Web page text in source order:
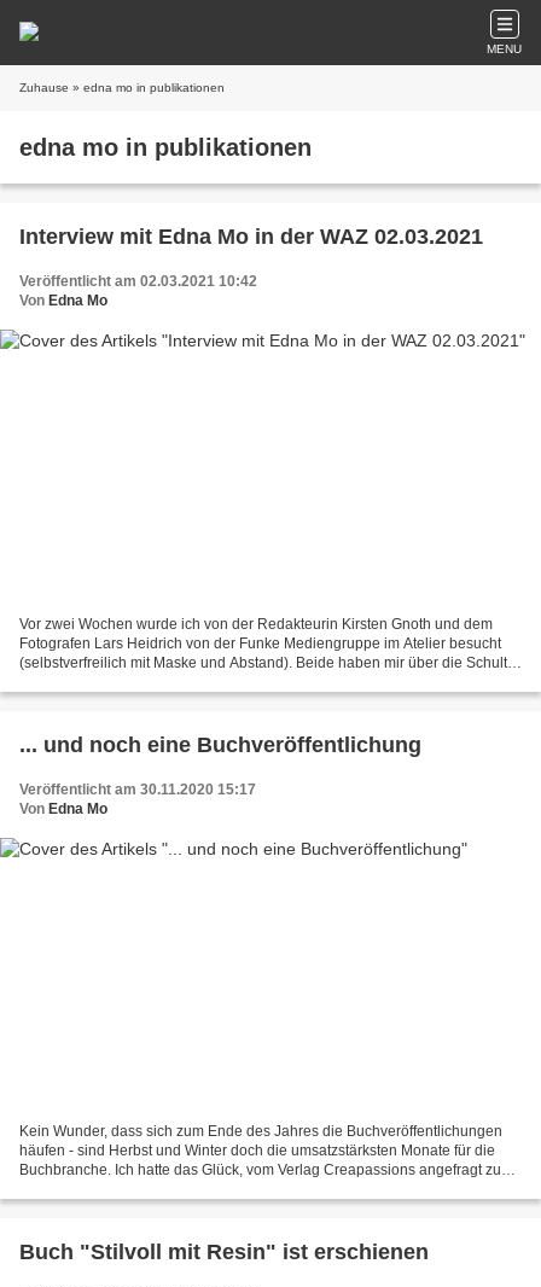
MENU
Zuhause » edna mo in publikationen
edna mo in publikationen
Interview mit Edna Mo in der WAZ 02.03.2021
Veröffentlicht am 02.03.2021 10:42
Von Edna Mo
Vor zwei Wochen wurde ich von der Redakteurin Kirsten Gnoth und dem
Fotografen Lars Heidrich von der Funke Mediengruppe im Atelier besucht
(selbstverfreilich mit Maske und Abstand). Beide haben mir über die Schulter
... und noch eine Buchveröffentlichung
Veröffentlicht am 30.11.2020 15:17
Von Edna Mo
Kein Wunder, dass sich zum Ende des Jahres die Buchveröffentlichungen
häufen - sind Herbst und Winter doch die umsatzstärksten Monate für die
Buchbranche. Ich hatte das Glück, vom Verlag Creapassions angefragt zu
Buch "Stilvoll mit Resin" ist erschienen